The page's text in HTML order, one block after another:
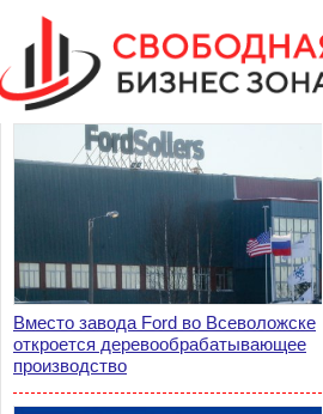
Вместо завода Ford во Всеволожске
откроется деревообрабатывающее
производство